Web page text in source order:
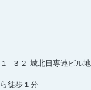
−３２ 城北日専連ビル
徒歩１分